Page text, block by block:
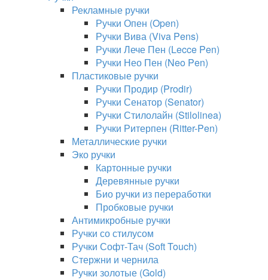
Рекламные ручки
Ручки Опен (Open)
Ручки Вива (Viva Pens)
Ручки Лече Пен (Lecce Pen)
Ручки Нео Пен (Neo Pen)
Пластиковые ручки
Ручки Продир (Prodir)
Ручки Сенатор (Senator)
Ручки Стилолайн (Stilolinea)
Ручки Ритерпен (Ritter-Pen)
Металлические ручки
Эко ручки
Картонные ручки
Деревянные ручки
Био ручки из переработки
Пробковые ручки
Антимикробные ручки
Ручки со стилусом
Ручки Софт-Тач (Soft Touch)
Стержни и чернила
Ручки золотые (Gold)